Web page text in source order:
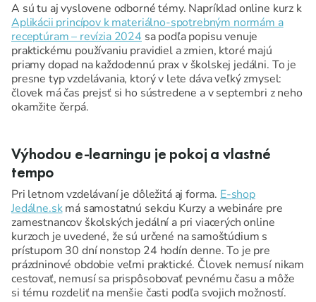
A sú tu aj vyslovene odborné témy. Napríklad online kurz k
Aplikácii princípov k materiálno-spotrebným normám a
receptúram – revízia 2024 sa podľa popisu venuje
praktickému používaniu pravidiel a zmien, ktoré majú
priamy dopad na každodennú prax v školskej jedálni. To je
presne typ vzdelávania, ktorý v lete dáva veľký zmysel:
človek má čas prejsť si ho sústredene a v septembri z neho
okamžite čerpá.
Výhodou e-learningu je pokoj a vlastné
tempo
Pri letnom vzdelávaní je dôležitá aj forma. E-shop
Jedálne.skmá samostatnú sekciu Kurzy a webináre pre
zamestnancov školských jedální a pri viacerých online
kurzoch je uvedené, že sú určené na samoštúdium s
prístupom 30 dní nonstop 24 hodín denne. To je pre
prázdninové obdobie veľmi praktické. Človek nemusí nikam
cestovať, nemusí sa prispôsobovať pevnému času a môže
si tému rozdeliť na menšie časti podľa svojich možností.